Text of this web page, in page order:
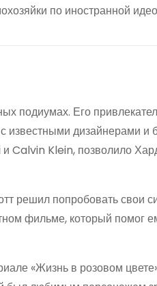
по иностранной
подиумах. Его
известными дизайнерами
Calvin Klein, позволило
решил попробовать свои
фильме, который помог
«Жизнь в розовом